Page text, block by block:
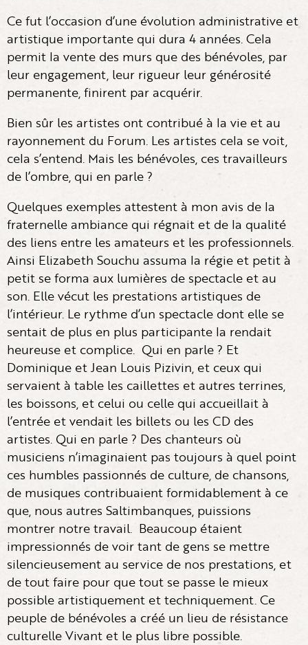
Ce fut l’occasion d’une évolution administrative et
artistique importante qui dura 4 années. Cela
permit la vente des murs que des bénévoles, par
leur engagement, leur rigueur leur générosité
permanente, finirent par acquérir.
Bien sûr les artistes ont contribué à la vie et au
rayonnement du Forum. Les artistes cela se voit,
cela s’entend. Mais les bénévoles, ces travailleurs
de l’ombre, qui en parle ?
Quelques exemples attestent à mon avis de la
fraternelle ambiance qui régnait et de la qualité
des liens entre les amateurs et les professionnels.
Ainsi Elizabeth Souchu assuma la régie et petit à
petit se forma aux lumières de spectacle et au
son. Elle vécut les prestations artistiques de
l’intérieur. Le rythme d’un spectacle dont elle se
sentait de plus en plus participante la rendait
heureuse et complice. Qui en parle ? Et
Dominique et Jean Louis Pizivin, et ceux qui
servaient à table les caillettes et autres terrines,
les boissons, et celui ou celle qui accueillait à
l’entrée et vendait les billets ou les CD des
artistes. Qui en parle ? Des chanteurs où
musiciens n’imaginaient pas toujours à quel point
ces humbles passionnés de culture, de chansons,
de musiques contribuaient formidablement à ce
que, nous autres Saltimbanques, puissions
montrer notre travail. Beaucoup étaient
impressionnés de voir tant de gens se mettre
silencieusement au service de nos prestations, et
de tout faire pour que tout se passe le mieux
possible artistiquement et techniquement. Ce
peuple de bénévoles a créé un lieu de résistance
culturelle Vivant et le plus libre possible.